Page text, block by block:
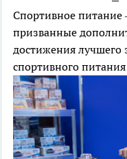
Спортивное
призванные
достижения лучшего
спортивного